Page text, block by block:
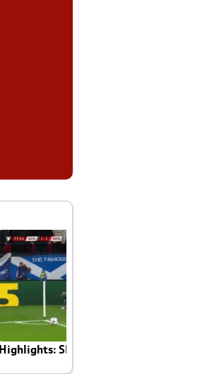
Highlights: Skotland - Danmark 4-2